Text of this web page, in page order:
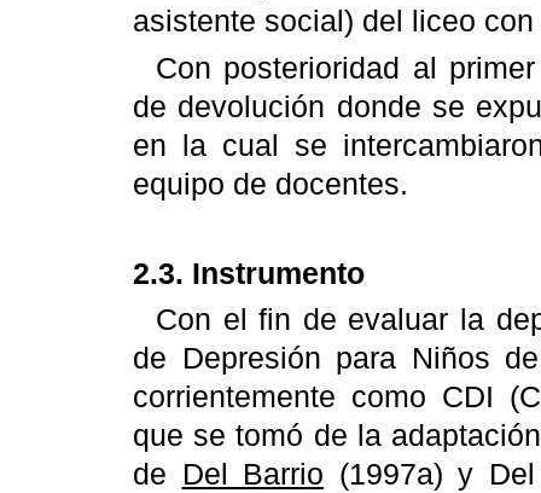
asistente social) del liceo
Con posterioridad al
de devolución donde se
en la cual se
equipo de docentes.
2.3. Instrumento
Con el fin de evaluar la
de Depresión para Niños
corrientemente como CDI
que se tomó de la
de Del Barrio (1997a) y